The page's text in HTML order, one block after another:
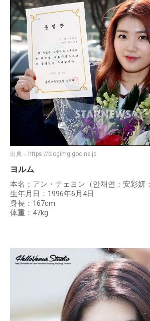
出典： https://blogimg.goo.ne.jp
ヨルム
本名：アン・チェヨン（안채연：安彩妍
生年月日：1996年6月4日
身長：167cm
体重：47kg